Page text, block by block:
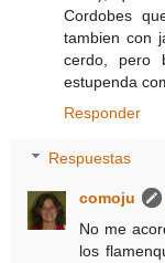
Cordobes
tambien con
cerdo, pero
estupenda
Responder
Respuestas
comoju
No me
los